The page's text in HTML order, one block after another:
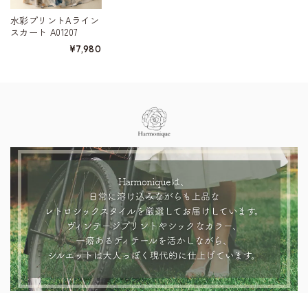
水彩プリントAライン
スカート A01207
¥7,980